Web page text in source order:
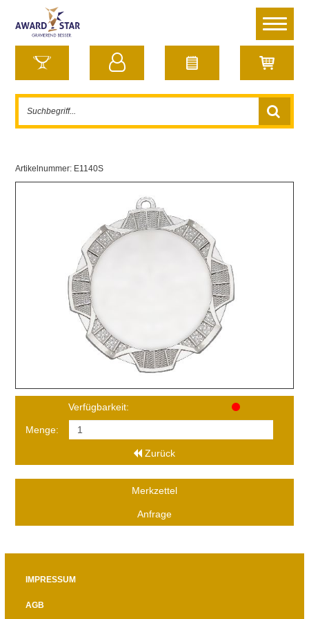
Artikelnummer: E1140S
Verfügbarkeit:
Menge:
Zurück
Merkzettel
Anfrage
IMPRESSUM
AGB